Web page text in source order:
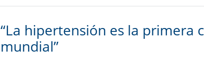
“La hipertensión es la primera
mundial”